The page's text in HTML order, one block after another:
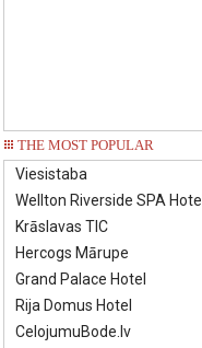
THE MOST POPULAR
Viesistaba
Wellton Riverside SPA Hotel
Krāslavas TIC
Hercogs Mārupe
Grand Palace Hotel
Rija Domus Hotel
CelojumuBode.lv